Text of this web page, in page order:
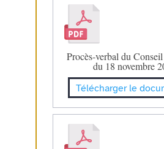
Procès-verbal du
du 18 novembre
Télécharger le